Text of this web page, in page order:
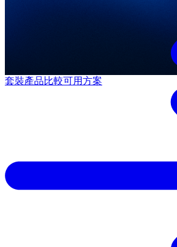
套裝產品比較可用方案